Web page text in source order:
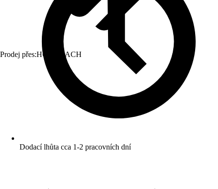
Prodej přes:HORNBACH
Dodací lhůta cca 1-2 pracovních dní